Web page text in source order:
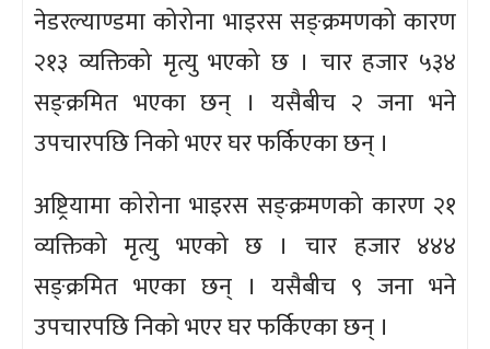
नेडरल्याण्डमा कोरोना भाइरस सङ्क्रमणको कारण
२१३ व्यक्तिको मृत्यु भएको छ । चार हजार ५३४
सङ्क्रमित भएका छन् । यसैबीच २ जना भने
उपचारपछि निको भएर घर फर्किएका छन् ।
अष्ट्रियामा कोरोना भाइरस सङ्क्रमणको कारण २१
व्यक्तिको मृत्यु भएको छ । चार हजार ४४४
सङ्क्रमित भएका छन् । यसैबीच ९ जना भने
उपचारपछि निको भएर घर फर्किएका छन् ।